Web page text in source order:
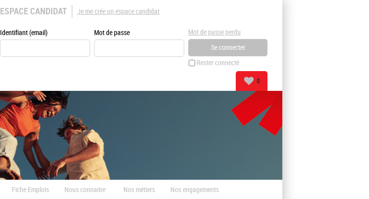
ESPACE CANDIDAT
Identifiant (email) Mot de passe
Rester connecté
Mot de passe perdu
Je me crée un espace candidat
0
Fiche Emplois Nous connaitre Nos métiers Nos engagements